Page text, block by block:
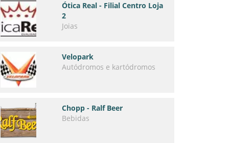
Ótica Real - Filial Centro Loja
2
Joias
Velopark
Autódromos e kartódromos
Chopp - Ralf Beer
Bebidas